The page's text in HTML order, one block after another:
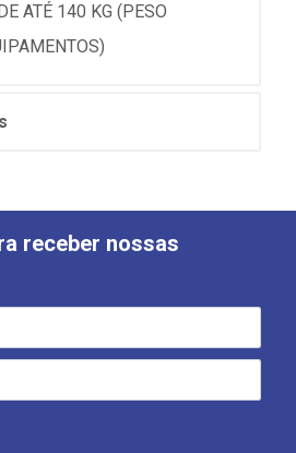
ATÉ 140 KG (PESO
receber nossas